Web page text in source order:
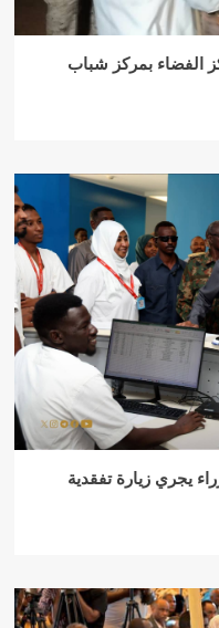
الفضاء بمركز شباب
يجري زيارة تفقدية